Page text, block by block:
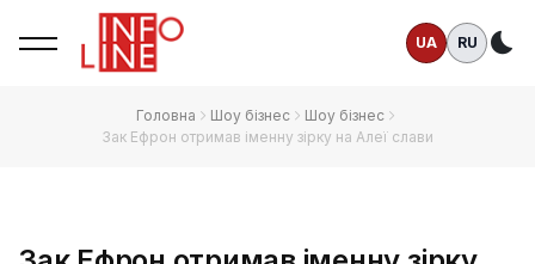
UA RU
Головна Шоу бізнес
Шоу бізнес
Зак Ефрон отримав іменну зірку на Алеї слави